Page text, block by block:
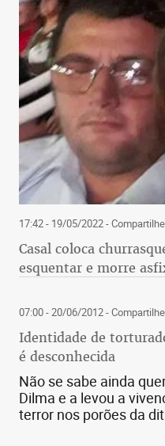
17:42 - 19/05/2022- Compartilhe
Casal coloca
esquentar e morre
07:00 - 20/06/2012- Compartilhe
Identidade de
é desconhecida
Não se sabe ainda
Dilma e a levou a
terror nos porões da